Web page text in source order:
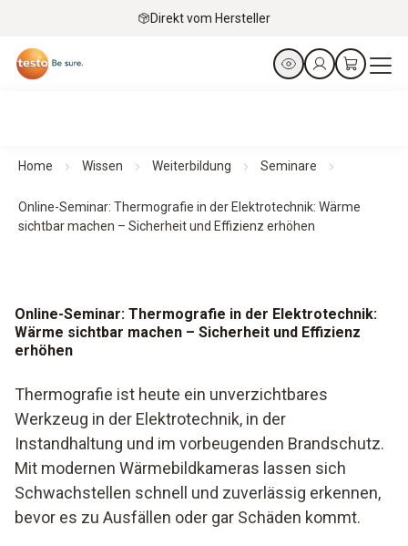
Direkt vom Hersteller
Home Wissen Weiterbildung Seminare
Online-Seminar: Thermografie in der Elektrotechnik: Wärme
sichtbar machen – Sicherheit und Effizienz erhöhen
Online-Seminar: Thermografie in der Elektrotechnik:
Wärme sichtbar machen – Sicherheit und Effizienz
erhöhen
Thermografie ist heute ein unverzichtbares
Werkzeug in der Elektrotechnik, in der
Instandhaltung und im vorbeugenden Brandschutz.
Mit modernen Wärmebildkameras lassen sich
Schwachstellen schnell und zuverlässig erkennen,
bevor es zu Ausfällen oder gar Schäden kommt.